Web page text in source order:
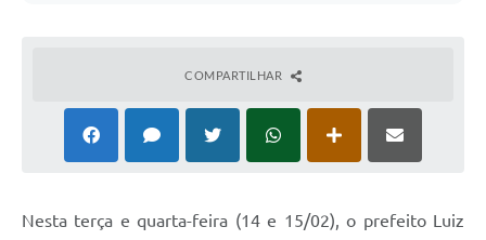
Concursos
INOVA_SÃO MATEUS DO SUL
COMPARTILHAR
Nesta terça e quarta-feira (14 e 15/02), o prefeito Luiz